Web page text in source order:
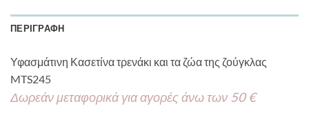
ΠΕΡΙΓΡΑΦΉ
Υφασμάτινη Κασετίνα τρενάκι και τα ζώα της ζούγκλας
MTS245
Δωρεάν μεταφορικά για αγορές άνω των 50 €